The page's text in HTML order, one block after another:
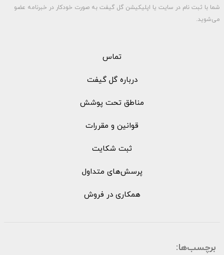
شما با ثبت نام در سایت یا اپلیکیشن گل گیفت به صورت خودکار در خبرنامه عضو
می‌شوید.
تماس
درباره گل گیفت
مناطق تحت پوشش
قوانین و مقررات
ثبت شکایت
پرسش‌های متداول
همکاری در فروش
برچسب‌ها: